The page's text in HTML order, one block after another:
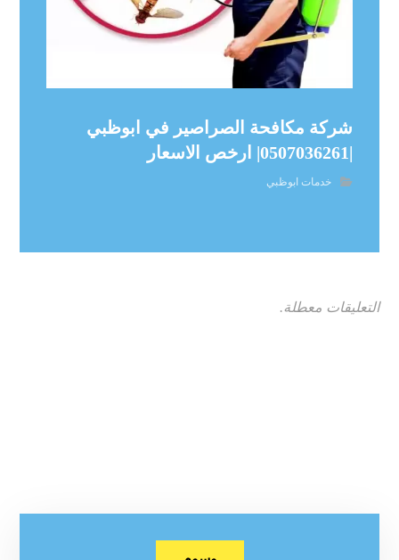
شركة مكافحة الصراصير في ابوظبي
|0507036261| ارخص الاسعار
خدمات ابوظبي
التعليقات معطلة.